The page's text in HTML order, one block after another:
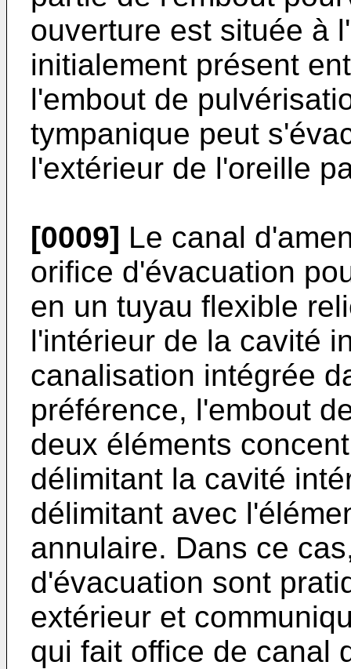
ouverture est située à
initialement présent
l'embout de
tympanique peut
l'extérieur de l'oreille
[0009] Le canal
orifice d'évacuation
en un tuyau flexible
l'intérieur de la cavité
canalisation intégrée
préférence, l'embout
deux éléments
délimitant la cavité
délimitant avec
annulaire. Dans ce
d'évacuation sont
extérieur et
qui fait office de canal